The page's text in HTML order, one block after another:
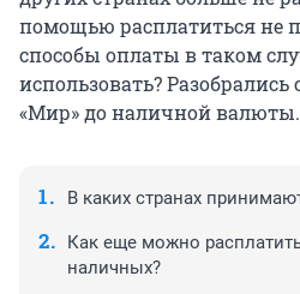
помощью расплатиться не
способы оплаты в таком
использовать?
«Мир» до наличной валюты.
В каких странах
Как еще можно
наличных?